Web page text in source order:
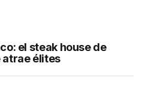
el steak house de
élites